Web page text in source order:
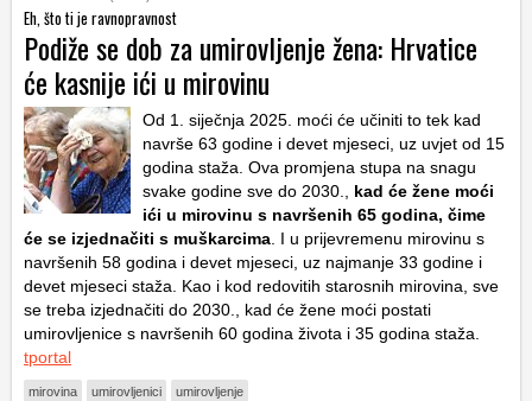
Eh, što ti je ravnopravnost
Podiže se dob za umirovljenje žena: Hrvatice
će kasnije ići u mirovinu
Od 1. siječnja 2025. moći će učiniti to tek kad
navrše 63 godine i devet mjeseci, uz uvjet od 15
godina staža. Ova promjena stupa na snagu
svake godine sve do 2030., kad će žene moći
ići u mirovinu s navršenih 65 godina, čime
će se izjednačiti s muškarcima . I u prijevremenu mirovinu s
navršenih 58 godina i devet mjeseci, uz najmanje 33 godine i
devet mjeseci staža. Kao i kod redovitih starosnih mirovina, sve
se treba izjednačiti do 2030., kad će žene moći postati
umirovljenice s navršenih 60 godina života i 35 godina staža.
tportal
mirovina umirovljenici umirovljenje